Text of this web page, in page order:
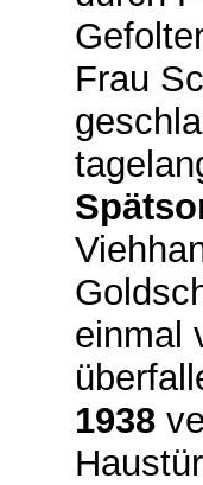
Frau
einmal
1938